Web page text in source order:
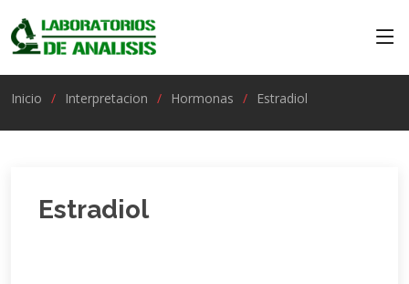
Inicio Interpretacion Hormonas Estradiol
Estradiol